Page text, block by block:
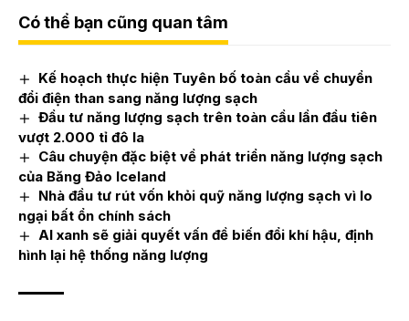
Có thể bạn cũng quan tâm
Kế hoạch thực hiện Tuyên bố toàn cầu về chuyển
đổi điện than sang năng lượng sạch
Đầu tư năng lượng sạch trên toàn cầu lần đầu tiên
vượt 2.000 tỉ đô la
Câu chuyện đặc biệt về phát triển năng lượng sạch
của Băng Đảo Iceland
Nhà đầu tư rút vốn khỏi quỹ năng lượng sạch vì lo
ngại bất ổn chính sách
AI xanh sẽ giải quyết vấn đề biến đổi khí hậu, định
hình lại hệ thống năng lượng